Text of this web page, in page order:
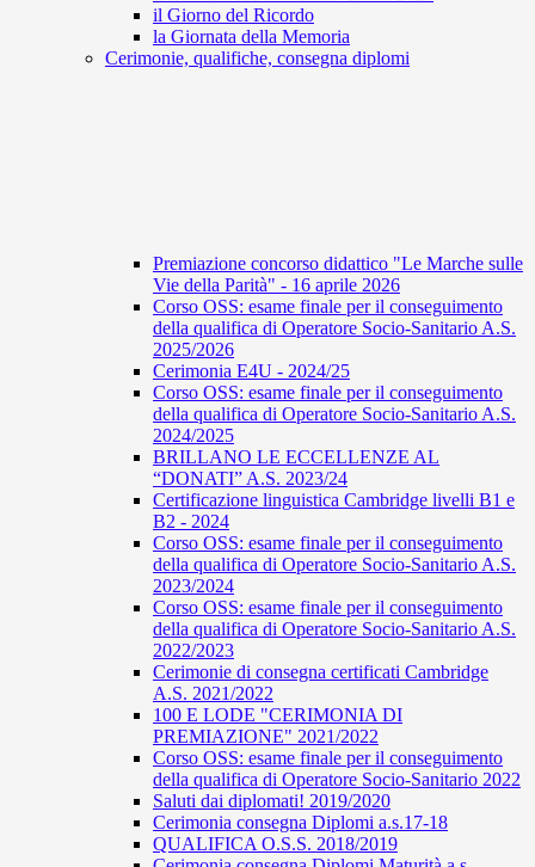
il Giorno del Ricordo
la Giornata della Memoria
Cerimonie, qualifiche, consegna diplomi
Premiazione concorso didattico "Le Marche sulle
Vie della Parità" - 16 aprile 2026
Corso OSS: esame finale per il conseguimento
della qualifica di Operatore Socio-Sanitario A.S.
2025/2026
Cerimonia E4U - 2024/25
Corso OSS: esame finale per il conseguimento
della qualifica di Operatore Socio-Sanitario A.S.
2024/2025
BRILLANO LE ECCELLENZE AL
“DONATI” A.S. 2023/24
Certificazione linguistica Cambridge livelli B1 e
B2 - 2024
Corso OSS: esame finale per il conseguimento
della qualifica di Operatore Socio-Sanitario A.S.
2023/2024
Corso OSS: esame finale per il conseguimento
della qualifica di Operatore Socio-Sanitario A.S.
2022/2023
Cerimonie di consegna certificati Cambridge
A.S. 2021/2022
100 E LODE "CERIMONIA DI
PREMIAZIONE" 2021/2022
Corso OSS: esame finale per il conseguimento
della qualifica di Operatore Socio-Sanitario 2022
Saluti dai diplomati! 2019/2020
Cerimonia consegna Diplomi a.s.17-18
QUALIFICA O.S.S. 2018/2019